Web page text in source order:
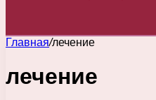
Главная/лечение
лечение